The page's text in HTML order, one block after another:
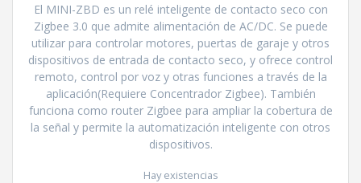
El MINI-ZBD es un relé inteligente de contacto seco con
Zigbee 3.0 que admite alimentación de AC/DC. Se puede
utilizar para controlar motores, puertas de garaje y otros
dispositivos de entrada de contacto seco, y ofrece control
remoto, control por voz y otras funciones a través de la
aplicación(Requiere Concentrador Zigbee). También
funciona como router Zigbee para ampliar la cobertura de
la señal y permite la automatización inteligente con otros
dispositivos.
Hay existencias